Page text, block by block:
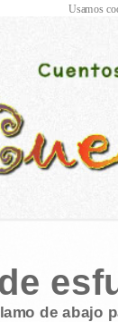
de abajo
Usamos